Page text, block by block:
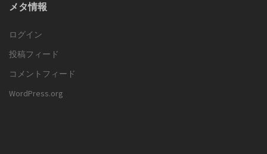
メタ情報
ログイン
投稿フィード
コメントフィード
WordPress.org